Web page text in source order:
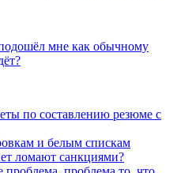
мне как обычному
по составлению резюме с
и белым спискам
ломают санкциями?